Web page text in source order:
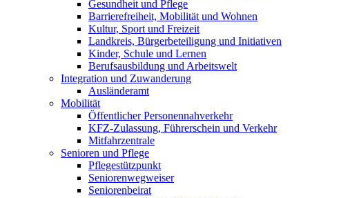
Gesundheit und Pflege
Barrierefreiheit, Mobilität und Wohnen
Kultur, Sport und Freizeit
Landkreis, Bürgerbeteiligung und Initiativen
Kinder, Schule und Lernen
Berufsausbildung und Arbeitswelt
Integration und Zuwanderung
Ausländeramt
Mobilität
Öffentlicher Personennahverkehr
KFZ-Zulassung, Führerschein und Verkehr
Mitfahrzentrale
Senioren und Pflege
Pflegestützpunkt
Seniorenwegweiser
Seniorenbeirat